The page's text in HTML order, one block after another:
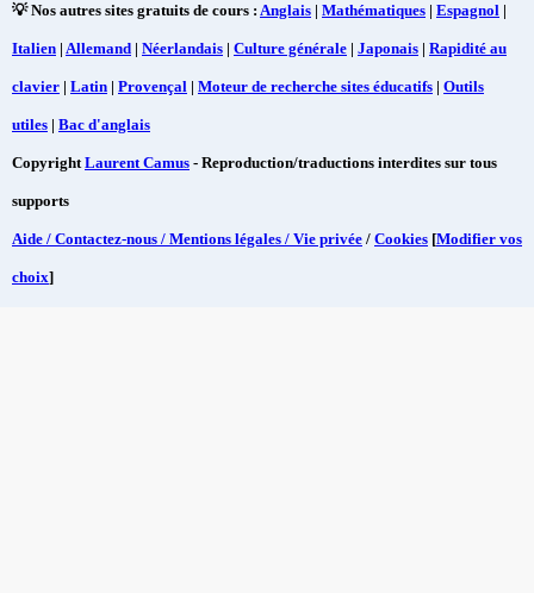
💡 Nos autres sites gratuits de cours : Anglais | Mathématiques | Espagnol |
Italien | Allemand | Néerlandais | Culture générale | Japonais | Rapidité au
clavier | Latin | Provençal | Moteur de recherche sites éducatifs | Outils
utiles | Bac d'anglais
CopyrightLaurent Camus - Reproduction/traductions interdites sur tous
supports
Aide / Contactez-nous / Mentions légales / Vie privée / Cookies [Modifier vos
choix]